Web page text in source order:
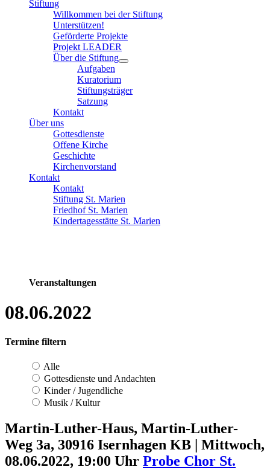
Stiftung
Willkommen bei der Stiftung
Unterstützen!
Geförderte Projekte
Projekt LEADER
Über die Stiftung
Aufgaben
Kuratorium
Stiftungsträger
Satzung
Kontakt
Über uns
Gottesdienste
Offene Kirche
Geschichte
Kirchenvorstand
Kontakt
Kontakt
Stiftung St. Marien
Friedhof St. Marien
Kindertagesstätte St. Marien
Veranstaltungen
08.06.2022
Termine filtern
Alle
Gottesdienste und Andachten
Kinder / Jugendliche
Musik / Kultur
Martin-Luther-Haus, Martin-Luther-
Weg 3a, 30916 Isernhagen KB
Mittwoch,
08.06.2022, 19:00 Uhr Probe Chor St.